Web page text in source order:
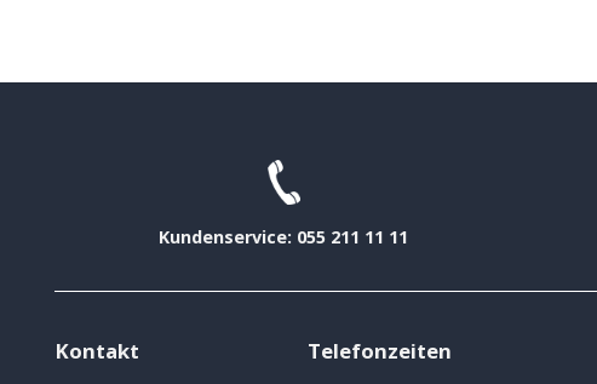
Kundenservice: 055 211 11 11
Kontakt Telefonzeiten